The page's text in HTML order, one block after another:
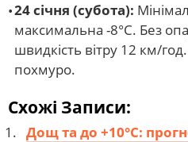
24 січня (субота):
максимальна -8°C. Без
швидкість вітру 12 км/
похмуро.
Схожі Записи:
Дощ та до +10°С: